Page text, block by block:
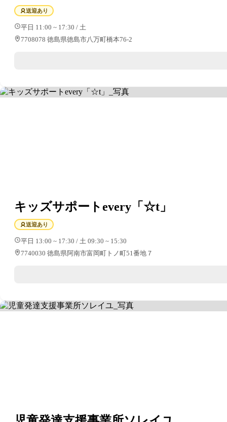
送迎あり
平日 11:00 ~ 17:30 / 土
7708078 徳島県徳島市八万町橋本76-2
キッズサポートevery「☆t」
送迎あり
平日 13:00 ~ 17:30 / 土 09:30 ~ 15:30
7740030 徳島県阿南市富岡町トノ町51番地７